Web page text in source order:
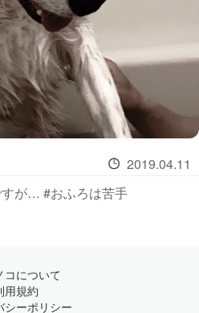
2019.04.11
が… #おふろは苦手
コについて
用規約
シーポリシー